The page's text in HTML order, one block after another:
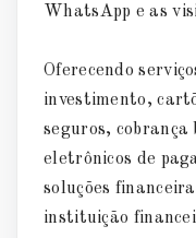
WhatsApp e as
Oferecendo
investimento,
seguros, cobrança
eletrônicos de
soluções
instituição